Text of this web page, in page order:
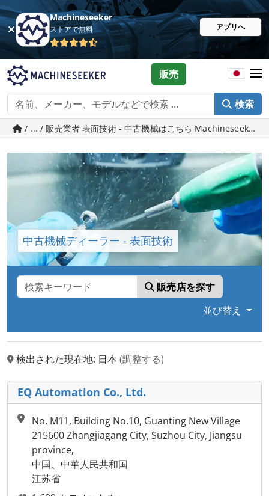
Machineseeker
ストアで無料 アプリへ
検索
販売
/ ... / 販売業者 表面技術 - 中古機械はこちら
中古機械ディーラー - 表面技術
販売店を探す
並び替え
検出された現在地: 日本 (調整する)
EQ Automation Co., Ltd.
No. M11, Building No.10, Guanting New Village
215600 Zhangjiagang City, Suzhou City, Jiangsu
province,
中国、中華人民共和国
江苏省